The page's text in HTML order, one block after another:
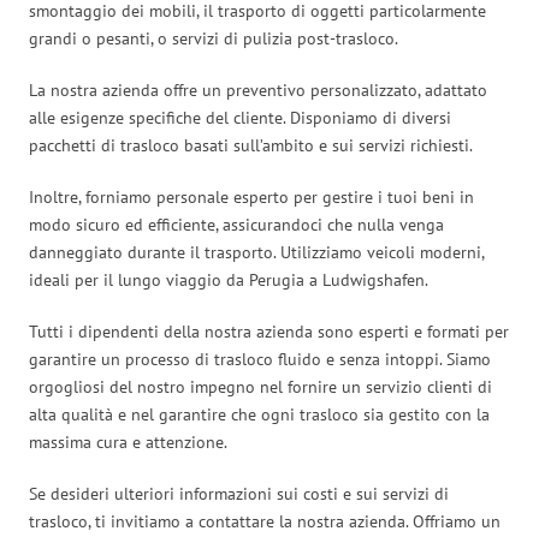
smontaggio dei mobili, il trasporto di oggetti particolarmente
grandi o pesanti, o servizi di pulizia post-trasloco.
La nostra azienda offre un preventivo personalizzato, adattato
alle esigenze specifiche del cliente. Disponiamo di diversi
pacchetti di trasloco basati sull’ambito e sui servizi richiesti.
Inoltre, forniamo personale esperto per gestire i tuoi beni in
modo sicuro ed efficiente, assicurandoci che nulla venga
danneggiato durante il trasporto. Utilizziamo veicoli moderni,
ideali per il lungo viaggio da Perugia a Ludwigshafen.
Tutti i dipendenti della nostra azienda sono esperti e formati per
garantire un processo di trasloco fluido e senza intoppi. Siamo
orgogliosi del nostro impegno nel fornire un servizio clienti di
alta qualità e nel garantire che ogni trasloco sia gestito con la
massima cura e attenzione.
Se desideri ulteriori informazioni sui costi e sui servizi di
trasloco, ti invitiamo a contattare la nostra azienda. Offriamo un